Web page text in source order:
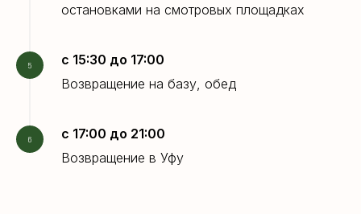
остановками на смотровых площадках
с 15:30 до 17:00
Возвращение на базу, обед
с 17:00 до 21:00
Возвращение в Уфу